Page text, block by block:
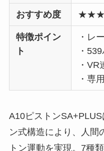
おすすめ度
特徴ポイン
ト
・レ
・
・VR
・専
A10ピストン
ン式構造により、人間
トン運動を実現。7種